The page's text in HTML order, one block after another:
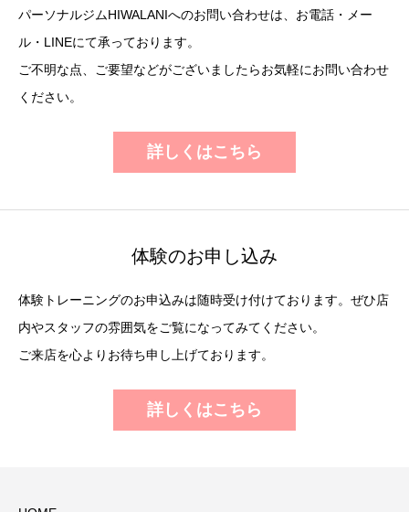
パーソナルジムHIWALANIへのお問い合わせは、お電話・メー
ル・LINEにて承っております。
ご不明な点、ご要望などがございましたらお気軽にお問い合わせ
ください。
詳しくはこちら
体験のお申し込み
体験トレーニングのお申込みは随時受け付けております。ぜひ店
内やスタッフの雰囲気をご覧になってみてください。
ご来店を心よりお待ち申し上げております。
詳しくはこちら